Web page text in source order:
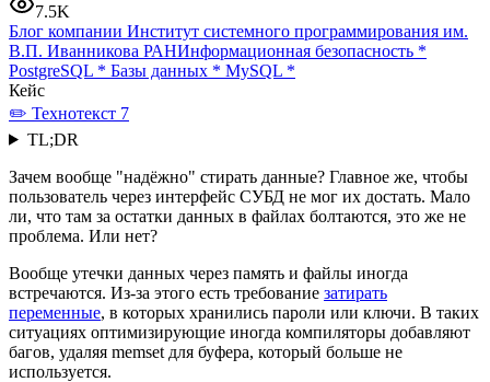
7.5K
Блог компании Институт системного программирования им.
В.П. Иванникова РАНИнформационная безопасность *
PostgreSQL * Базы данных * MySQL *
Кейс
✏️ Технотекст 7
TL;DR
Зачем вообще "надёжно" стирать данные? Главное же, чтобы
пользователь через интерфейс СУБД не мог их достать. Мало
ли, что там за остатки данных в файлах болтаются, это же не
проблема. Или нет?
Вообще утечки данных через память и файлы иногда
встречаются. Из-за этого есть требование затирать
переменные, в которых хранились пароли или ключи. В таких
ситуациях оптимизирующие иногда компиляторы добавляют
багов, удаляя memset для буфера, который больше не
используется.